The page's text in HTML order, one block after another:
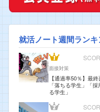
就活ノート週間ラン
面接対策
【通過率50％】最
「落ちる学生」「
る学生」